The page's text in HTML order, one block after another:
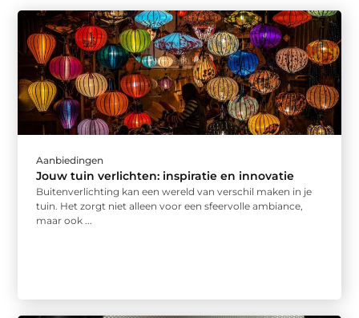
Aanbiedingen
Jouw tuin verlichten: inspiratie en innovatie
Buitenverlichting kan een wereld van verschil maken in je
tuin. Het zorgt niet alleen voor een sfeervolle ambiance,
maar ook ...